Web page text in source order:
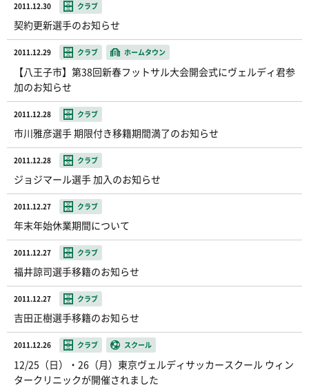
2011.12.30 クラブ
契約更新選手のお知らせ
2011.12.29 クラブ ホームタウン
【八王子市】第38回新春フットサル大会開会式にヴェルディ君参
加のお知らせ
2011.12.28 クラブ
市川雅彦選手 期限付き移籍期間満了のお知らせ
2011.12.28 クラブ
ジョジマール選手 加入のお知らせ
2011.12.27 クラブ
年末年始休業期間について
2011.12.27 クラブ
福井諒司選手移籍のお知らせ
2011.12.27 クラブ
吉田正樹選手移籍のお知らせ
2011.12.26 クラブ スクール
12/25（日）・26（月）東京ヴェルディサッカースクール ウィン
タークリニックが開催されました